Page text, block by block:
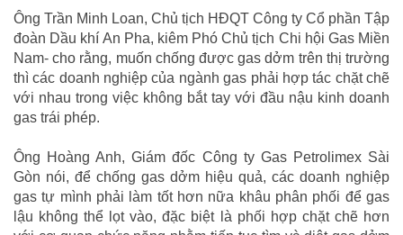
Ông Trần Minh Loan, Chủ tịch HĐQT Công ty Cổ phần Tập
đoàn Dầu khí An Pha, kiêm Phó Chủ tịch Chi hội Gas Miền
Nam- cho rằng, muốn chống được gas dởm trên thị trường
thì các doanh nghiệp của ngành gas phải hợp tác chặt chẽ
với nhau trong việc không bắt tay với đầu nậu kinh doanh
gas trái phép.
Ông Hoàng Anh, Giám đốc Công ty Gas Petrolimex Sài
Gòn nói, để chống gas dởm hiệu quả, các doanh nghiệp
gas tự mình phải làm tốt hơn nữa khâu phân phối để gas
lậu không thể lọt vào, đặc biệt là phối hợp chặt chẽ hơn